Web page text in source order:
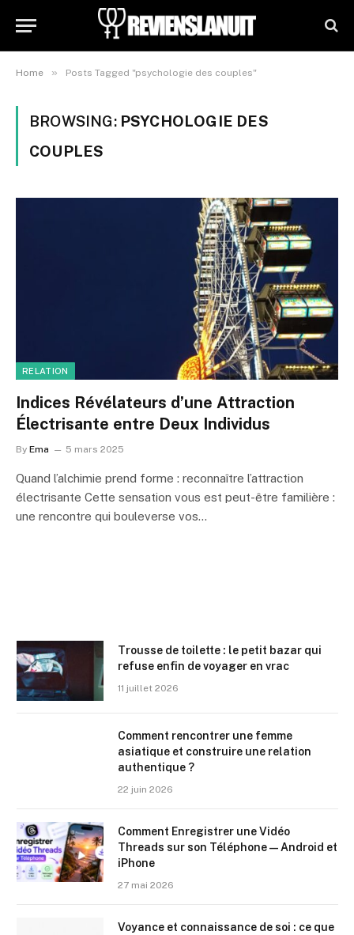
Home » Posts Tagged "psychologie des couples"
BROWSING: PSYCHOLOGIE DES
COUPLES
RELATION
Indices Révélateurs d’une Attraction
Électrisante entre Deux Individus
By Ema 5 mars 2025
Quand l’alchimie prend forme : reconnaître l’attraction
électrisante Cette sensation vous est peut-être familière :
une rencontre qui bouleverse vos…
Trousse de toilette : le petit bazar qui
refuse enfin de voyager en vrac
11 juillet 2026
Comment rencontrer une femme
asiatique et construire une relation
authentique ?
22 juin 2026
Comment Enregistrer une Vidéo
Threads sur son Téléphone — Android et
iPhone
27 mai 2026
Voyance et connaissance de soi : ce que